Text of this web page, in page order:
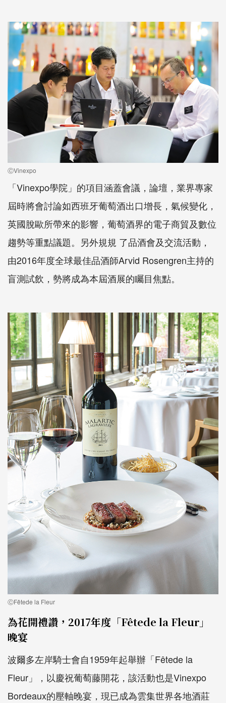
ⒸVinexpo
「Vinexpo學院」的項目涵蓋會議，論壇，業界專家
屆時將會討論如西班牙葡萄酒出口增長，氣候變化，
英國脫歐所帶來的影響，葡萄酒界的電子商貿及數位
趨勢等重點議題。另外規規 了品酒會及交流活動，
由2016年度全球最佳品酒師Arvid Rosengren主持的
盲測試飲，勢將成為本屆酒展的矚目焦點。
ⒸFêtede la Fleur
為花開禮讚，2017年度「Fêtede la Fleur」
晚宴
波爾多左岸騎士會自1959年起舉辦「Fêtede la
Fleur」，以慶祝葡萄藤開花，該活動也是Vinexpo
Bordeaux的壓軸晚宴，現已成為雲集世界各地酒莊